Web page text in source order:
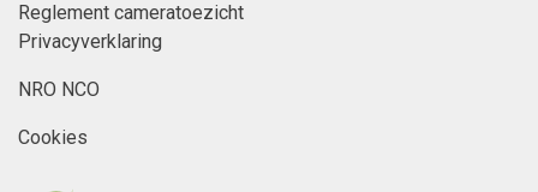
Reglement cameratoezicht
Privacyverklaring
NRO NCO
Cookies